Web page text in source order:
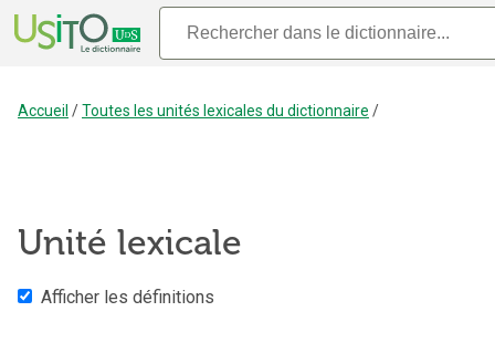
Accueil /Toutes les unités lexicales du dictionnaire /
Unité lexicale
Afficher les définitions